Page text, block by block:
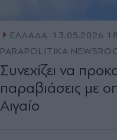
ΕΛΛΑΔΑ 13.05.2026
PARAPOLITIKA
Συνεχίζει να
παραβιάσεις με
Αιγαίο